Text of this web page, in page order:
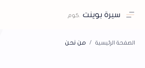
سيرة بوينت
الصفحة الرئيسية